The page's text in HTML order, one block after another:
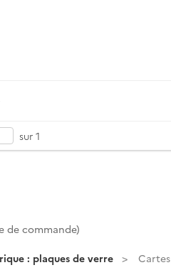
sur 1
de commande)
: plaques de verre Cartes